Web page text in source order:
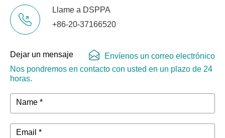
Llame a DSPPA
+86-20-37166520
Dejar un mensaje
Nos pondremos en contacto con usted en un plazo de 24
horas.
Envíenos un correo electrónico
Name *
Email *